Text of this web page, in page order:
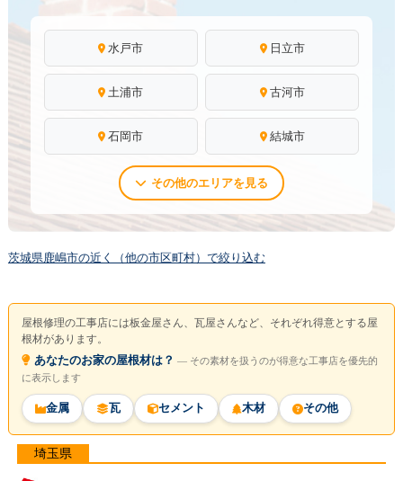
水戸市 日立市
土浦市 古河市
石岡市 結城市
その他のエリアを見る
茨城県鹿嶋市の近く（他の市区町村）で絞り込む
屋根修理の工事店には板金屋さん、瓦屋さんなど、それぞれ得意とする屋
根材があります。
あなたのお家の屋根材は？ ― その素材を扱うのが得意な工事店を優先的
に表示します
金属 瓦 セメント 木材 その他
埼玉県